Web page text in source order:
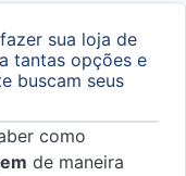
sua loja de
tantas opções e
buscam seus
como
de maneira